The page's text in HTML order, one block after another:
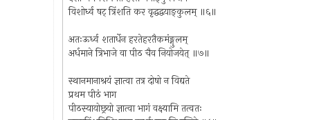
विशोर्ध्व षट् त्रिंशति कर वृद्धद्वयाङ्कुलम् ॥६॥
अतःऊर्ध्व शतार्धेन हरतेहरतैकमंङ्गुलम्
अर्धमाने त्रिभाजे वा पीठ चैव नियोजयेत् ॥७॥
स्थानमानाश्रयं ज्ञात्वा तत्र दोषो न विद्यते
प्रथम पीठं भाग
पीठस्यायोछ्रयो ज्ञात्वा भागं वक्ष्यामि तत्वतः